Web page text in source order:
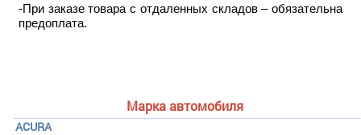
Марка автомобиля
ACURA
-При заказе товара с отдаленных складов – обязательна
предоплата.